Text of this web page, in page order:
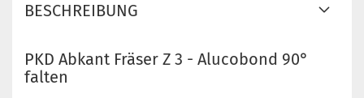
BESCHREIBUNG
PKD Abkant Fräser Z 3 - Alucobond 90°
falten